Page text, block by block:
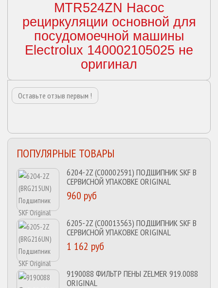
MTR524ZN Насос
рециркуляции основной для
посудомоечной машины
Electrolux 140002105025 не
оригинал
Оставьте отзыв первым !
ПОПУЛЯРНЫЕ ТОВАРЫ
6204-2Z (C00002591) ПОДШИПНИК SKF В
СЕРВИСНОЙ УПАКОВКЕ ORIGINAL
960 руб
6205-2Z (C00013563) ПОДШИПНИК SKF В
СЕРВИСНОЙ УПАКОВКЕ ORIGINAL
1 162 руб
9190088 ФИЛЬТР ПЕНЫ ZELMER 919.0088
ORIGINAL